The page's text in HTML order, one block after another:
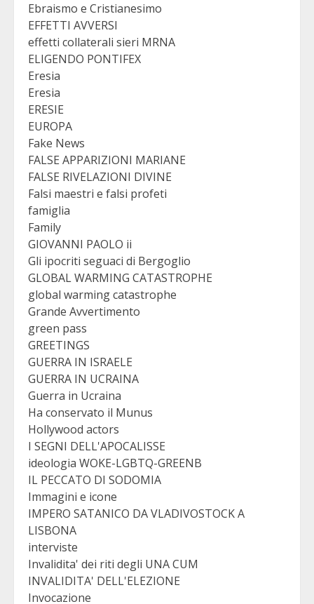
Ebraismo e Cristianesimo
EFFETTI AVVERSI
effetti collaterali sieri MRNA
ELIGENDO PONTIFEX
Eresia
Eresia
ERESIE
EUROPA
Fake News
FALSE APPARIZIONI MARIANE
FALSE RIVELAZIONI DIVINE
Falsi maestri e falsi profeti
famiglia
Family
GIOVANNI PAOLO ii
Gli ipocriti seguaci di Bergoglio
GLOBAL WARMING CATASTROPHE
global warming catastrophe
Grande Avvertimento
green pass
GREETINGS
GUERRA IN ISRAELE
GUERRA IN UCRAINA
Guerra in Ucraina
Ha conservato il Munus
Hollywood actors
I SEGNI DELL'APOCALISSE
ideologia WOKE-LGBTQ-GREENB
IL PECCATO DI SODOMIA
Immagini e icone
IMPERO SATANICO DA VLADIVOSTOCK A
LISBONA
interviste
Invalidita' dei riti degli UNA CUM
INVALIDITA' DELL'ELEZIONE
Invocazione